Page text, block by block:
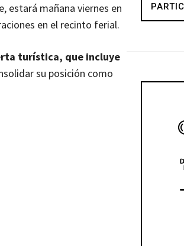
estará mañana viernes en
en el recinto ferial.
turística, que incluye
su posición como